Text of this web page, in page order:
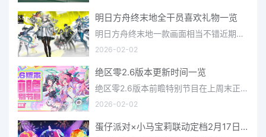
明日方舟终末地全干员喜欢礼物一览
明日方舟终末地一款画面相当不错近期非常火爆的大型二次元冒险游戏，这里有相当多好看的干员可以让你来抽取并
2026-02-02
绝区零2.6版本更新时间一览
绝区零2.6版本前瞻特别节目在上周末正式播出，官方给玩家们带来了许多关于最新版本的相关资讯和上线时间，不少
2026-02-02
蛋仔派对×小马宝莉联动定档2月17日 联动外观将登场